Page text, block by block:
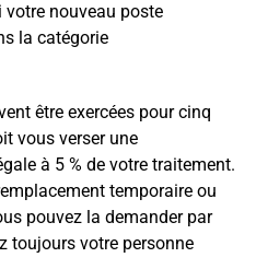
votre nouveau poste
la catégorie
être exercées pour cinq
vous verser une
à 5 % de votre traitement.
temporaire ou
pouvez la demander par
toujours votre personne